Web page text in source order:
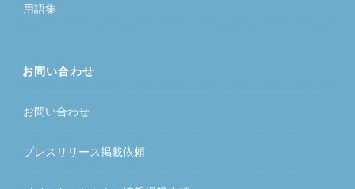
用語集
お問い合わせ
お問い合わせ
プレスリリース掲載依頼